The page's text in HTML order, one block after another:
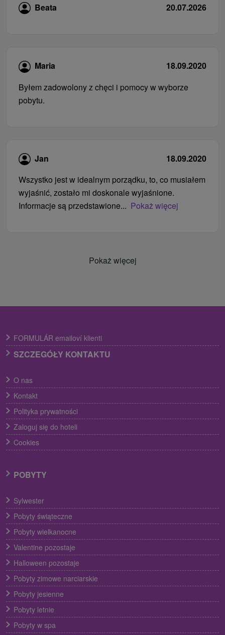
Beata 20.07.2026
Maria
18.09.2020
Byłem zadowolony z chęci i pomocy w wyborze
pobytu.
Jan
18.09.2020
Wszystko jest w idealnym porządku, to, co musiałem
wyjaśnić, zostało mi doskonale wyjaśnione.
Informacje są przedstawione... Pokaż więcej
Pokaż więcej
FORMULÁR emailoví klienti
SZCZEGÓŁY KONTAKTU
O nas
Kontakt
Polityka prywatności
Zaloguj się do hoteli
Cookies
POBYTY
Sylwester
Pobyty świąteczne
Pobyty wielkanocne
Valentine pozostaje
Halloween pozostaje
Pobyty zimowe narciarskie
Pobyty jesienne
Pobyty letnie
Pobyty w spa